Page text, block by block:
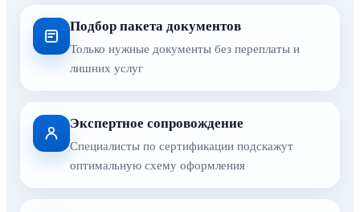
Подбор пакета документов
Только нужные документы без переплаты и
лишних услуг
Экспертное сопровождение
Специалисты по сертификации подскажут
оптимальную схему оформления